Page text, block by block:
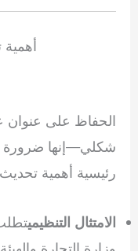
الحفاظ على
شكلي—إنها ضرورة
رئيسية أهمية
الامتثال التنظيمي